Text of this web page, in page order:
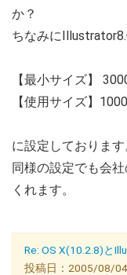
か？
ちなみに
【最小サイズ】
【使用サイズ】
に設定しております
同様の設定でも会
くれます。
Re: OS X(10.2.8)と
投稿日：2005/08/